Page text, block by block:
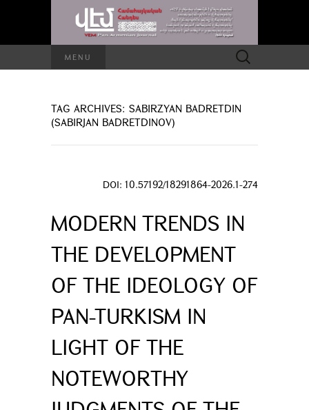
MENU
Search
for:
TAG ARCHIVES: SABIRZYAN BADRETDIN
(SABIRJAN BADRETDINOV)
DOI: 10.57192/18291864-2026.1-274
MODERN TRENDS IN
THE DEVELOPMENT
OF THE IDEOLOGY OF
PAN-TURKISM IN
LIGHT OF THE
NOTEWORTHY